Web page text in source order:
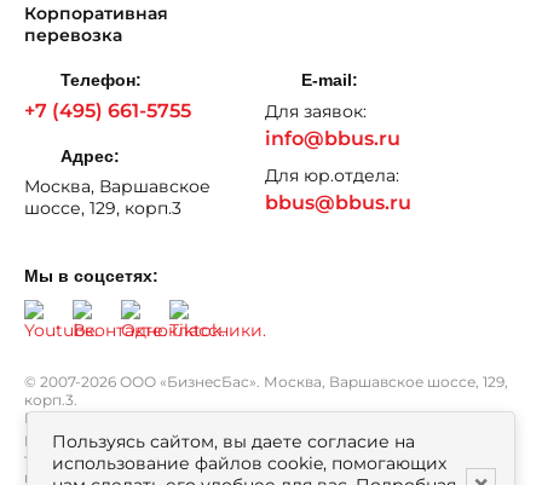
Корпоративная
перевозка
Телефон:
+7 (495) 661-5755
Адрес:
Москва, Варшавское
шоссе, 129, корп.3
E-mail:
Для заявок:
info@bbus.ru
Для юр.отдела:
bbus@bbus.ru
© 2007-2026 ООО «БизнесБас». Москва, Варшавское шоссе, 129,
корп.3.
Все права защищены.Политика персональных данных
Вся информация, опубликованная на сайте bbus.ru, в т.ч. цены
товаров, описания, характеристики и комплектации
не являются публичной офертой, определяемой положениями
Мы в соцсетях:
Пользуясь сайтом, вы даете согласие на
использование файлов cookie, помогающих